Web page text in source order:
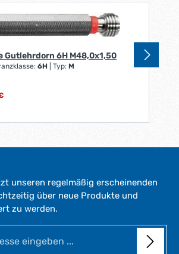
Gutlehrdorn 6H M48,0x1,50
6H Typ:M
unseren regelmäßig erscheinenden
über neue Produkte und
zu werden.